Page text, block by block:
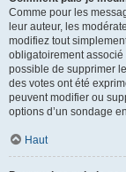
Comme pour les
leur auteur, les
modifiez tout
obligatoirement associé
possible de supprimer
des votes ont été
peuvent modifier ou
options d’un sondage
Haut